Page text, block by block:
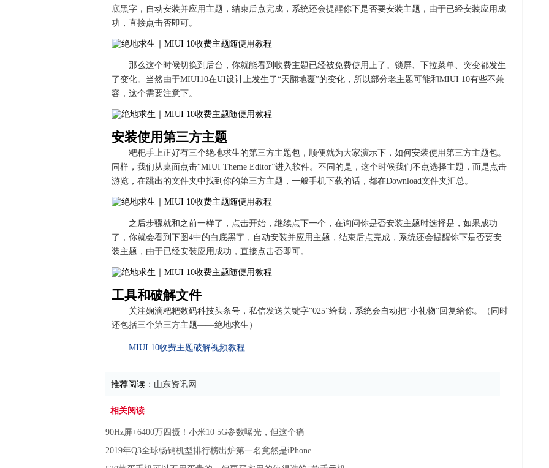
底黑字，自动安装并应用主题，结束后点完成，系统还会提醒你下是否要安装主题，由于已经安装应用成
功，直接点击否即可。
那么这个时候切换到后台，你就能看到收费主题已经被免费使用上了。锁屏、下拉菜单、突变都发生
了变化。当然由于MIUI10在UI设计上发生了“天翻地覆”的变化，所以部分老主题可能和MIUI 10有些不兼
容，这个需要注意下。
安装使用第三方主题
粑粑手上正好有三个绝地求生的第三方主题包，顺便就为大家演示下，如何安装使用第三方主题包。
同样，我们从桌面点击“MIUI Theme Editor”进入软件。不同的是，这个时候我们不点选择主题，而是点击
游览，在跳出的文件夹中找到你的第三方主题，一般手机下载的话，都在Download文件夹汇总。
之后步骤就和之前一样了，点击开始，继续点下一个，在询问你是否安装主题时选择是，如果成功
了，你就会看到下图4中的白底黑字，自动安装并应用主题，结束后点完成，系统还会提醒你下是否要安
装主题，由于已经安装应用成功，直接点击否即可。
工具和破解文件
关注娴滴粑粑数码科技头条号，私信发送关键字“025”给我，系统会自动把“小礼物”回复给你。（同时
还包括三个第三方主题——绝地求生）
MIUI 10收费主题破解视频教程
推荐阅读： 山东资讯网
相关阅读
90Hz屏+6400万四摄！小米10 5G参数曝光，但这个痛
2019年Q3全球畅销机型排行榜出炉第一名竟然是iPhone